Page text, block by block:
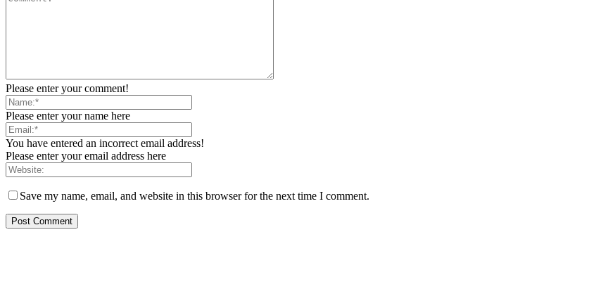
Please enter your comment!
Please enter your name here
You have entered an incorrect email address!
Please enter your email address here
Save my name, email, and website in this browser for the next time I comment.